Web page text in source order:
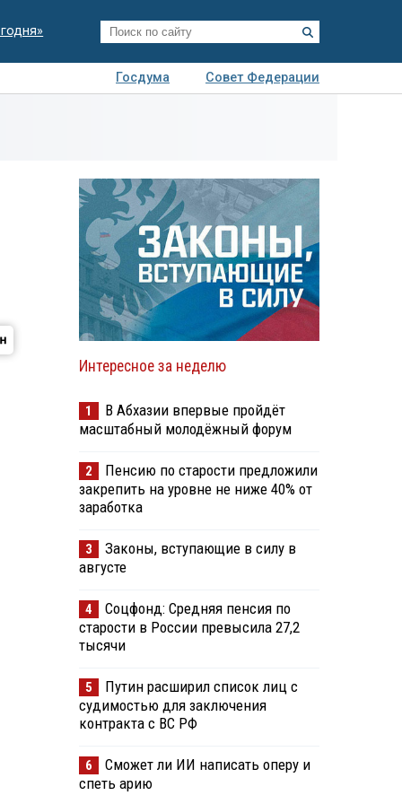
Госдума
Совет Федерации
Интересное за неделю
1
В Абхазии впервые пройдёт
масштабный молодёжный форум
2
Пенсию по старости предложили
закрепить на уровне не ниже 40% от
заработка
3
Законы, вступающие в силу в
августе
4
Соцфонд: Средняя пенсия по
старости в России превысила 27,2
тысячи
5
Путин расширил список лиц с
судимостью для заключения
контракта с ВС РФ
6
Сможет ли ИИ написать оперу и
спеть арию